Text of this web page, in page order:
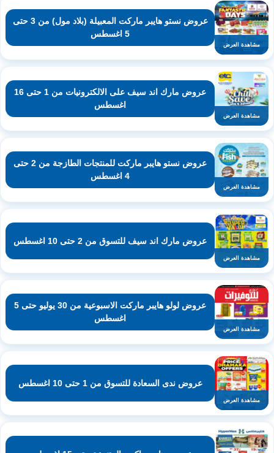
مشاهدة العرض
عروض نستو هايبر ماركت المعبيلة (بلاد مول) من 3 حتى
5 اغسطس
مشاهدة العرض
عروض مارك اند سيف على الالكترونيات من 1 حتى 16
اغسطس
مشاهدة العرض
عروض نستو هايبر ماركت للمنتجات الطازجة من 2 حتى
4 اغسطس
مشاهدة العرض
عروض مارك اند سيف للتسوق من 2 حتى 10 اغسطس
مشاهدة العرض
عروض لولو هايبر ماركت الاسبوعية من 30 يوليو حتى 5
اغسطس
مشاهدة العرض
عروض ندى السعادة للتسوق من 1 حتى 10 اغسطس